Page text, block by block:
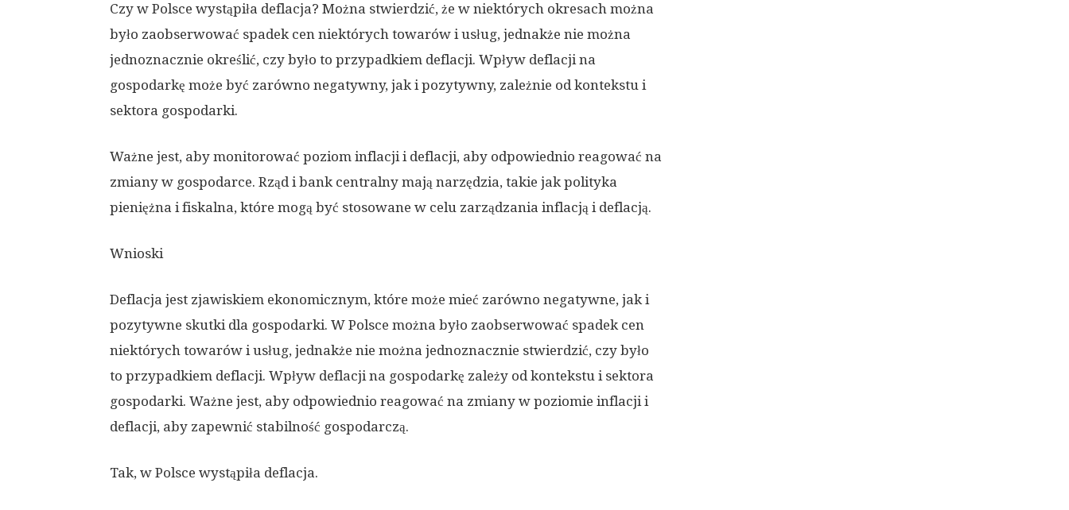
Czy w Polsce wystąpiła deflacja? Można stwierdzić, że w niektórych okresach można
było zaobserwować spadek cen niektórych towarów i usług, jednakże nie można
jednoznacznie określić, czy było to przypadkiem deflacji. Wpływ deflacji na
gospodarkę może być zarówno negatywny, jak i pozytywny, zależnie od kontekstu i
sektora gospodarki.
Ważne jest, aby monitorować poziom inflacji i deflacji, aby odpowiednio reagować na
zmiany w gospodarce. Rząd i bank centralny mają narzędzia, takie jak polityka
pieniężna i fiskalna, które mogą być stosowane w celu zarządzania inflacją i deflacją.
Wnioski
Deflacja jest zjawiskiem ekonomicznym, które może mieć zarówno negatywne, jak i
pozytywne skutki dla gospodarki. W Polsce można było zaobserwować spadek cen
niektórych towarów i usług, jednakże nie można jednoznacznie stwierdzić, czy było
to przypadkiem deflacji. Wpływ deflacji na gospodarkę zależy od kontekstu i sektora
gospodarki. Ważne jest, aby odpowiednio reagować na zmiany w poziomie inflacji i
deflacji, aby zapewnić stabilność gospodarczą.
Tak, w Polsce wystąpiła deflacja.